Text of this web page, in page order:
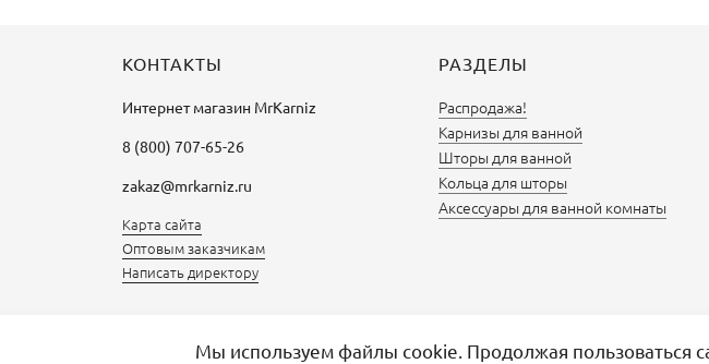
КОНТАКТЫ
Интернет магазин MrKarniz
8 (800) 707-65-26
zakaz@mrkarniz.ru
Карта сайта
Оптовым заказчикам
Написать директору
РАЗДЕЛЫ
Распродажа!
Карнизы для ванной
Шторы для ванной
Кольца для шторы
Аксессуары для ванной комнаты
Избранное 0 Сравнить товары 0 Вы смотрели 0
Мы используем файлы cookie. Продолжая пользоваться